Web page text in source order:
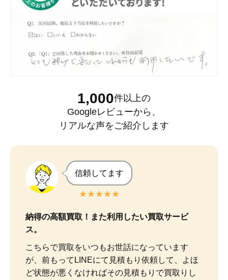
1,000件以上の
Googleレビューから、
リアルな声をご紹介します
信頼してます
★★★★★
納得の高額買取！また利用したい買取サービ
ス。
こちらで買取をいつもお世話になっています
が、前もってLINEにて見積もり依頼して、よほ
ど状態が悪くなければその見積もりで買取りし